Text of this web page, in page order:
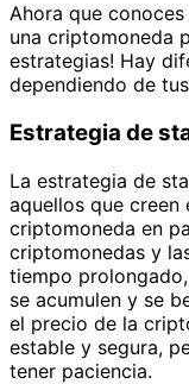
Ahora que
una criptomoneda
estrategias! Hay
dependiendo de
Estrategia de
La estrategia de
aquellos que
criptomoneda en
criptomonedas y
tiempo
se acumulen y se
el precio de la
estable y segura,
tener paciencia.